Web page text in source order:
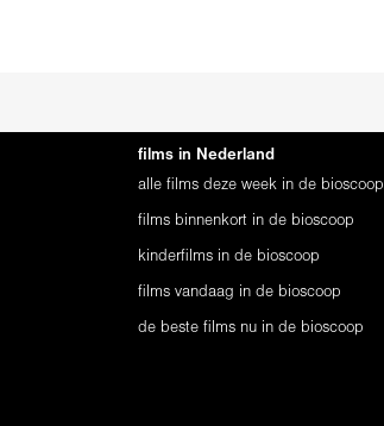
films in Nederland
alle films deze week in de bioscoop
films binnenkort in de bioscoop
kinderfilms in de bioscoop
films vandaag in de bioscoop
de beste films nu in de bioscoop